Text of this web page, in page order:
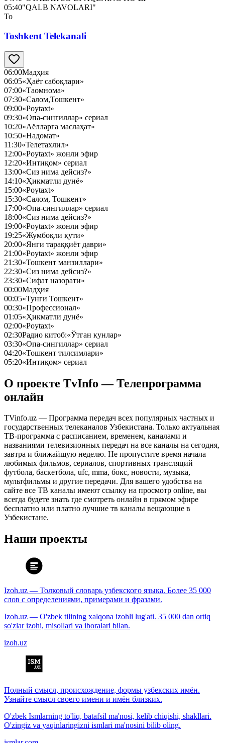
05:40"QALB NAVOLARI"
To
Toshkent Telekanali
06:00Мадҳия
06:05«Ҳаёт сабоқлари»
07:00«Таомнома»
07:30«Салом,Тошкент»
09:00«Poytaxt»
09:30«Опа-сингиллар» сериал
10:20«Аёлларга маслаҳат»
10:50«Надомат»
11:30«Телетахлил»
12:00«Poytaxt» жонли эфир
12:20«Интиқом» сериал
13:00«Сиз нима дейсиз?»
14:10«Ҳикматли дунё»
15:00«Poytaxt»
15:30«Салом, Тошкент»
17:00«Опа-сингиллар» сериал
18:00«Сиз нима дейсиз?»
19:00«Poytaxt» жонли эфир
19:25«Жумбоқли қути»
20:00«Янги тараққиёт даври»
21:00«Poytaxt» жонли эфир
21:30«Тошкент манзиллари»
22:30«Сиз нима дейсиз?»
23:30«Сифат назорати»
00:00Мадҳия
00:05«Тунги Тошкент»
00:30«Профессионал»
01:05«Ҳикматли дунё»
02:00«Poytaxt»
02:30Радио китоб:«Ўтган кунлар»
03:30«Опа-сингиллар» сериал
04:20«Тошкент тилсимлари»
05:20«Интиқом» сериал
О проекте TvInfo — Телепрограмма
онлайн
TVinfo.uz — Программа передач всех популярных частных и
государственных телеканалов Узбекистана. Только актуальная
ТВ-программа с расписанием, временем, каналами и
названиями телевизионных передач на все каналы на сегодня,
завтра и ближайшую неделю. Не пропустите время начала
любимых фильмов, сериалов, спортивных трансляций
футбола, баскетбола, ufc, mma, бокс, новости, музыка,
мультфильмы и другие передачи. Для вашего удобства на
сайте все ТВ каналы имеют ссылку на просмотр online, вы
всегда будете знать где смотреть онлайн в прямом эфире
бесплатно или платно лучшие тв каналы вещающие в
Узбекистане.
Наши проекты
Izoh.uz — Толковый словарь узбекского языка. Более 35 000
слов с определениями, примерами и фразами.
Izoh.uz — O'zbek tilining xalqona izohli lug'ati. 35 000 dan ortiq
so'zlar izohi, misollari va iboralari bilan.
izoh.uz
Полный смысл, происхождение, формы узбекских имён.
Узнайте смысл своего имени и имён близких.
O'zbek Ismlarning to'liq, batafsil ma'nosi, kelib chiqishi, shakllari.
O'zingiz va yaqinlaringizni ismlari ma'nosini bilib oling.